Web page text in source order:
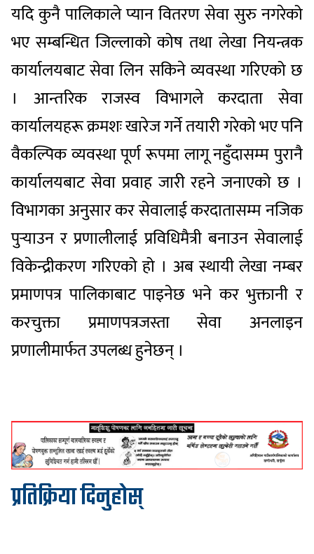
यदि कुनै पालिकाले प्यान वितरण सेवा सुरु नगरेको
भए सम्बन्धित जिल्लाको कोष तथा लेखा नियन्त्रक
कार्यालयबाट सेवा लिन सकिने व्यवस्था गरिएको छ
। आन्तरिक राजस्व विभागले करदाता सेवा
कार्यालयहरू क्रमशः खारेज गर्ने तयारी गरेको भए पनि
वैकल्पिक व्यवस्था पूर्ण रूपमा लागू नहुँदासम्म पुरानै
कार्यालयबाट सेवा प्रवाह जारी रहने जनाएको छ ।
विभागका अनुसार कर सेवालाई करदातासम्म नजिक
पुर्‍याउन र प्रणालीलाई प्रविधिमैत्री बनाउन सेवालाई
विकेन्द्रीकरण गरिएको हो । अब स्थायी लेखा नम्बर
प्रमाणपत्र पालिकाबाट पाइनेछ भने कर भुक्तानी र
करचुक्ता प्रमाणपत्रजस्ता सेवा अनलाइन
प्रणालीमार्फत उपलब्ध हुनेछन् ।
प्रतिक्रिया दिनुहोस्